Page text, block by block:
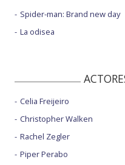
Spider-man: Brand new day
La odisea
Celia Freijeiro
Christopher Walken
Rachel Zegler
Piper Perabo